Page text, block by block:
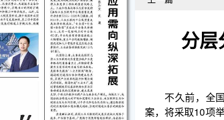
分层
不久前，全国总工会发布开
案，将采取10项举措维护好新就
与之相伴的新就业形态劳动者数
要组成部分。